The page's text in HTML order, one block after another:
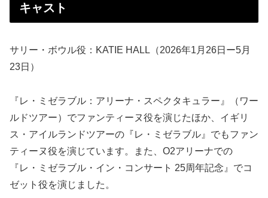
キャスト
サリー・ボウル役：KATIE HALL（2026年1月26日ー5月
23日）
『レ・ミゼラブル：アリーナ・スペクタキュラー』（ワー
ルドツアー）でファンティーヌ役を演じたほか、イギリ
ス・アイルランドツアーの『レ・ミゼラブル』でもファン
ティーヌ役を演じています。また、O2アリーナでの
『レ・ミゼラブル・イン・コンサート 25周年記念』でコ
ゼット役を演じました。